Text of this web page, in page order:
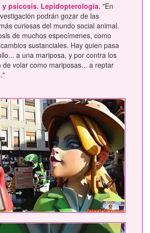
y psicosis. Lepidopterología. "En
podrán gozar de las
curiosas del mundo social animal.
de muchos especímenes, como
sustanciales. Hay quien pasa
a una mariposa, y por contra los
de volar como mariposas... a reptar